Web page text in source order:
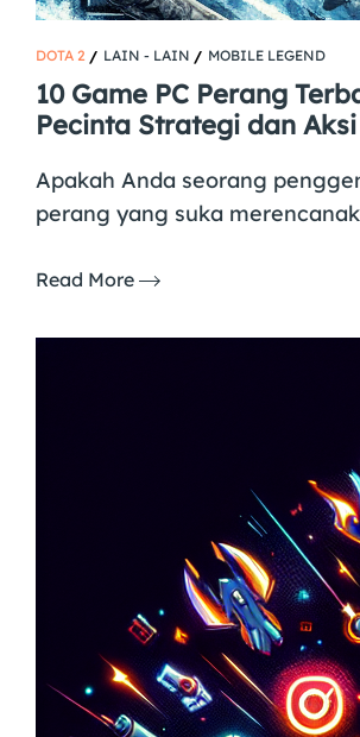
DOTA 2 LAIN - LAIN MOBILE LEGEND
10 Game PC Perang
Pecinta Strategi dan Aksi
Apakah Anda seorang
perang yang suka
Read More